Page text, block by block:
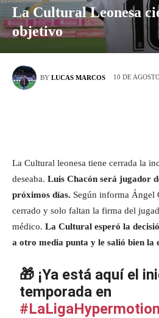
La Cultural Leonesa
objetivo
BY LUCAS MARCOS 10 DE
La Cultural leonesa tiene cerrada la
deseaba. Luis Chacón será jugador
próximos días. Según informa Ángel
cerrado y solo faltan la firma del
médico. La Cultural esperó la
a otro media punta y le salió bien la
🎁 ¡Ya está aquí el
temporada en
#LaLigaHypermotion